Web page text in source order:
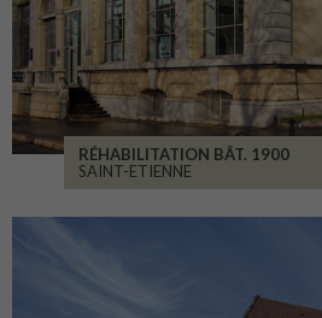
RÉHABILITATION BÂT. 1900
SAINT-ETIENNE